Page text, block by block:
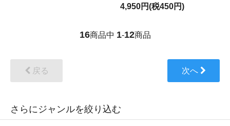
4,950円(税450円)
16商品中 1-12商品
戻る 次へ
さらにジャンルを絞り込む